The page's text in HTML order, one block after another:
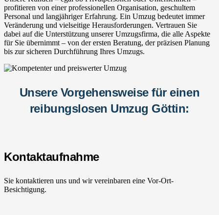
profitieren von einer professionellen Organisation, geschultem
Personal und langjähriger Erfahrung. Ein Umzug bedeutet immer
Veränderung und vielseitige Herausforderungen. Vertrauen Sie
dabei auf die Unterstützung unserer Umzugsfirma, die alle Aspekte
für Sie übernimmt – von der ersten Beratung, der präzisen Planung
bis zur sicheren Durchführung Ihres Umzugs.
Unsere Vorgehensweise für einen
reibungslosen Umzug Göttin:
Kontaktaufnahme
Sie kontaktieren uns und wir vereinbaren eine Vor-Ort-
Besichtigung.